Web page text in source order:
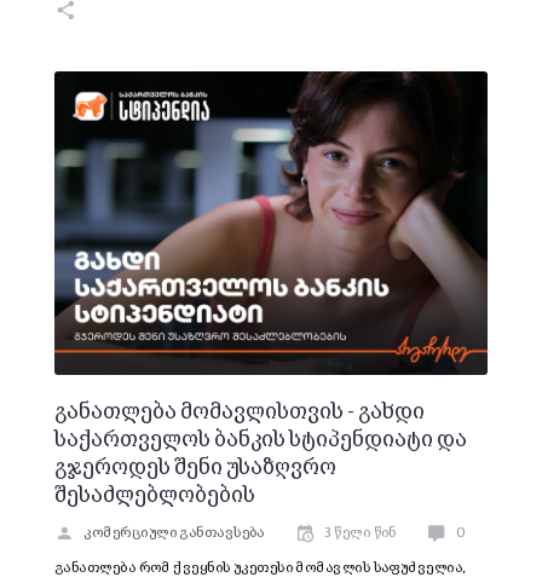
განათლება მომავლისთვის - გახდი
საქართველოს ბანკის სტიპენდიატი და
გჯეროდეს შენი უსაზღვრო
შესაძლებლობების
კომერციული განთავსება 3 წელი წინ 0
განათლება რომ ქვეყნის უკეთესი მომავლის საფუძველია,